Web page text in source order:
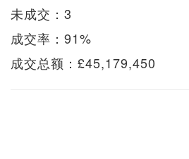
未成交：3
成交率：91%
成交总额：£45,179,450